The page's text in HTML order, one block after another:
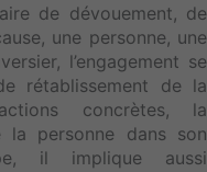
de dévouement, de
une personne, une
l’engagement se
rétablissement de la
concrètes, la
la personne dans son
il implique aussi